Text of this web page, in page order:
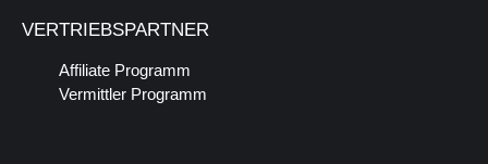
geöffnet
VERTRIEBSPARTNER
Affiliate Programm
Vermittler Programm